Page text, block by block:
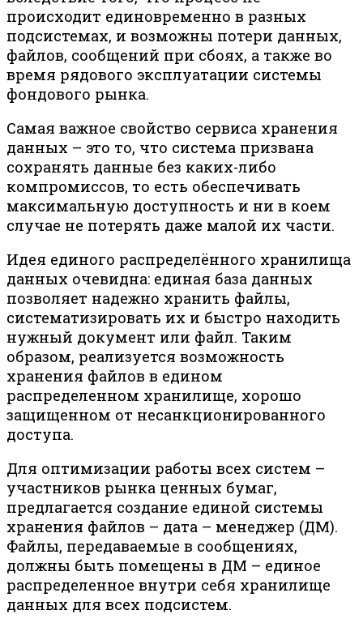
происходит единовременно в разных
подсистемах, и возможны потери данных,
файлов, сообщений при сбоях, а также во
время рядового эксплуатации системы
фондового рынка.
Самая важное свойство сервиса хранения
данных – это то, что система призвана
сохранять данные без каких-либо
компромиссов, то есть обеспечивать
максимальную доступность и ни в коем
случае не потерять даже малой их части.
Идея единого распределённого хранилища
данных очевидна: единая база данных
позволяет надежно хранить файлы,
систематизировать их и быстро находить
нужный документ или файл. Таким
образом, реализуется возможность
хранения файлов в едином
распределенном хранилище, хорошо
защищенном от несанкционированного
доступа.
Для оптимизации работы всех систем –
участников рынка ценных бумаг,
предлагается создание единой системы
хранения файлов – дата – менеджер (ДМ).
Файлы, передаваемые в сообщениях,
должны быть помещены в ДМ – единое
распределенное внутри себя хранилище
данных для всех подсистем.